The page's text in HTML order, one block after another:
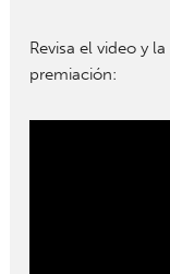
Revisa el video y
premiación: